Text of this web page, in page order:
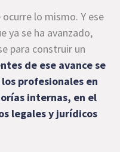
lo mismo. Y ese
ya se ha avanzado,
para construir un
de ese avance se
profesionales en
internas, en el
legales y jurídicos